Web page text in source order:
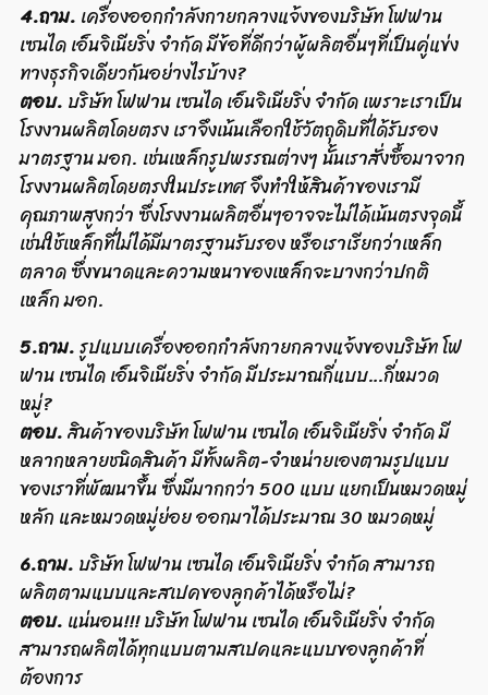
4.ถาม. เครื่องออกกำลังกายกลางแจ้งของบริษัท โฟฟาน
เซนได เอ็นจิเนียริ่ง จำกัด มีข้อที่ดีกว่าผู้ผลิตอื่นๆที่เป็นคู่แข่ง
ทางธุรกิจเดียวกันอย่างไรบ้าง?
ตอบ. บริษัท โฟฟาน เซนได เอ็นจิเนียริ่ง จำกัด เพราะเราเป็น
โรงงานผลิตโดยตรง เราจึงเน้นเลือกใช้วัตถุดิบที่ได้รับรอง
มาตรฐาน มอก. เช่นเหล็กรูปพรรณต่างๆ นั้นเราสั่งซื้อมาจาก
โรงงานผลิตโดยตรงในประเทศ จึงทำให้สินค้าของเรามี
คุณภาพสูงกว่า ซึ่งโรงงานผลิตอื่นๆอาจจะไม่ได้เน้นตรงจุดนี้
เช่นใช้เหล็กที่ไม่ได้มีมาตรฐานรับรอง หรือเราเรียกว่าเหล็ก
ตลาด ซึ่งขนาดและความหนาของเหล็กจะบางกว่าปกติ
เหล็ก มอก.
5.ถาม.รูปแบบเครื่องออกกำลังกายกลางแจ้งของบริษัท โฟ
ฟาน เซนได เอ็นจิเนียริ่ง จำกัด มีประมาณกี่แบบ…กี่หมวด
หมู่?
ตอบ.สินค้าของบริษัท โฟฟาน เซนได เอ็นจิเนียริ่ง จำกัด มี
หลากหลายชนิดสินค้า มีทั้งผลิต-จำหน่ายเองตามรูปแบบ
ของเราที่พัฒนาขึ้น ซึ่งมีมากกว่า 500 แบบ แยกเป็นหมวดหมู่
หลัก และหมวดหมู่ย่อย ออกมาได้ประมาณ 30 หมวดหมู่
6.ถาม. บริษัท โฟฟาน เซนได เอ็นจิเนียริ่ง จำกัด สามารถ
ผลิตตามแบบและสเปคของลูกค้าได้หรือไม่?
ตอบ. แน่นอน!!! บริษัท โฟฟาน เซนได เอ็นจิเนียริ่ง จำกัด
สามารถผลิตได้ทุกแบบตามสเปคและแบบของลูกค้าที่
ต้องการ